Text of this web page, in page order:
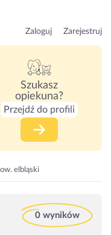
Zaloguj Zarejestruj
Szukasz
opiekuna?
Przejdź do profili
elbląski
0 wyników